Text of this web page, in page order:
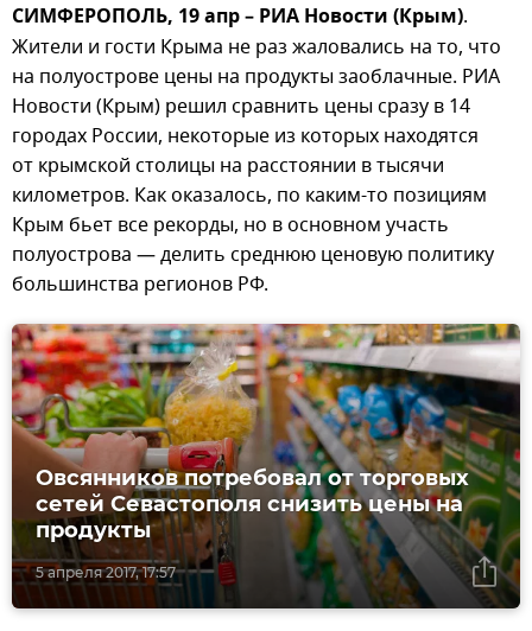
СИМФЕРОПОЛЬ, 19 апр – РИА Новости (Крым).
Жители и гости Крыма не раз жаловались на то, что
на полуострове цены на продукты заоблачные. РИА
Новости (Крым) решил сравнить цены сразу в 14
городах России, некоторые из которых находятся
от крымской столицы на расстоянии в тысячи
километров. Как оказалось, по каким-то позициям
Крым бьет все рекорды, но в основном участь
полуострова — делить среднюю ценовую политику
большинства регионов РФ.
5 апреля 2017, 17:57
Овсянников потребовал от торговых
сетей Севастополя снизить цены на
продукты